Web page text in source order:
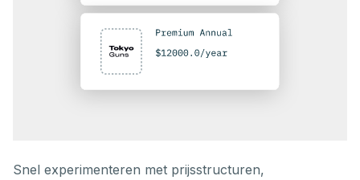
Snel experimenteren met prijsstructuren,